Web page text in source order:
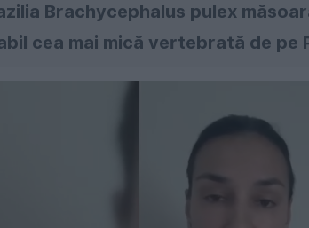
Brachycephalus pulex
cea mai mică vertebrată de pe